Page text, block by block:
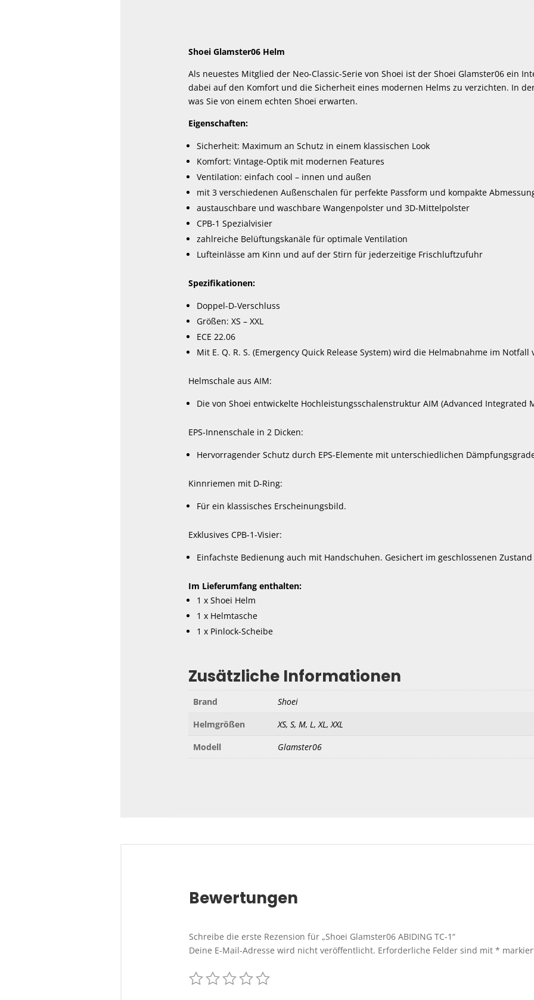
Shoei Glamster06 Helm
Als neuestes Mitglied der Neo-Classic-Serie von Shoei ist der Shoei Glamster06 ein
dabei auf den Komfort und die Sicherheit eines modernen Helms zu verzichten. In
was Sie von einem echten Shoei erwarten.
Eigenschaften:
Sicherheit: Maximum an Schutz in einem klassischen Look
Komfort: Vintage-Optik mit modernen Features
Ventilation: einfach cool – innen und außen
mit 3 verschiedenen Außenschalen für perfekte Passform und kompakte
austauschbare und waschbare Wangenpolster und 3D-Mittelpolster
CPB-1 Spezialvisier
zahlreiche Belüftungskanäle für optimale Ventilation
Lufteinlässe am Kinn und auf der Stirn für jederzeitige Frischluftzufuhr
Spezifikationen:
Doppel-D-Verschluss
Größen: XS – XXL
ECE 22.06
Mit E. Q. R. S. (Emergency Quick Release System) wird die Helmabnahme im Notfall
Helmschale aus AIM:
Die von Shoei entwickelte Hochleistungsschalenstruktur AIM (Advanced
EPS-Innenschale in 2 Dicken:
Hervorragender Schutz durch EPS-Elemente mit unterschiedlichen
Kinnriemen mit D-Ring:
Für ein klassisches Erscheinungsbild.
Exklusives CPB-1-Visier:
Einfachste Bedienung auch mit Handschuhen. Gesichert im geschlossenen
Im Lieferumfang enthalten:
1 x Shoei Helm
1 x Helmtasche
1 x Pinlock-Scheibe
Zusätzliche Informationen
Brand
Shoei
Helmgrößen
XS, S, M, L, XL, XXL
Modell
Glamster06
Bewertungen
Schreibe die erste Rezension für „Shoei Glamster06 ABIDING TC-1“
Deine E-Mail-Adresse wird nicht veröffentlicht. Erforderliche Felder sind mit*